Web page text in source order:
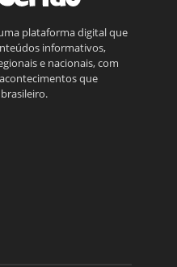
plataforma digital que
informativos,
e nacionais, com
que